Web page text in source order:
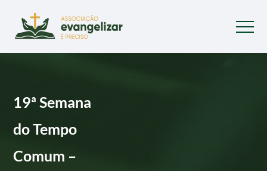
19ª Semana
do Tempo
Comum –